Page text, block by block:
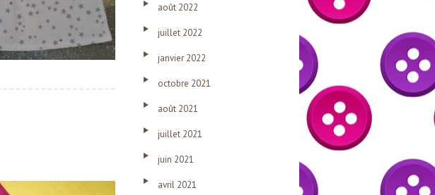
août 2022
juillet 2022
janvier 2022
octobre 2021
août 2021
juillet 2021
juin 2021
avril 2021